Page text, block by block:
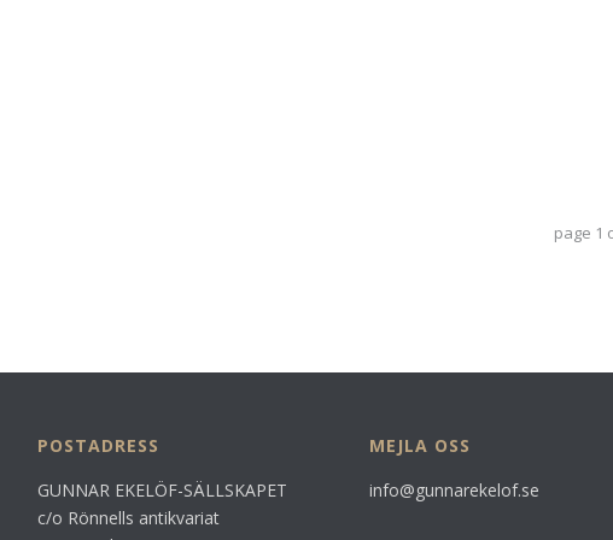
page 1
POSTADRESS
GUNNAR EKELÖF-SÄLLSKAPET
c/o Rönnells antikvariat
MEJLA OSS
info@gunnarekelof.se